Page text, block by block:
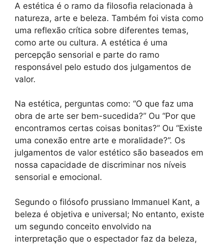
A estética é o ramo da filosofia relacionada à
natureza, arte e beleza. Também foi vista como
uma reflexão crítica sobre diferentes temas,
como arte ou cultura. A estética é uma
percepção sensorial e parte do ramo
responsável pelo estudo dos julgamentos de
valor.
Na estética, perguntas como: “O que faz uma
obra de arte ser bem-sucedida?” Ou “Por que
encontramos certas coisas bonitas?” Ou “Existe
uma conexão entre arte e moralidade?”. Os
julgamentos de valor estético são baseados em
nossa capacidade de discriminar nos níveis
sensorial e emocional.
Segundo o filósofo prussiano Immanuel Kant, a
beleza é objetiva e universal; No entanto, existe
um segundo conceito envolvido na
interpretação que o espectador faz da beleza,